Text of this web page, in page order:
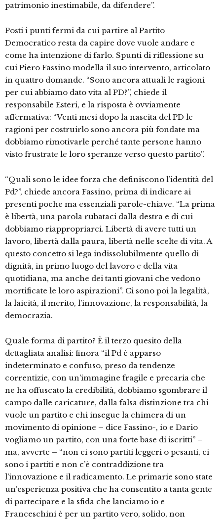
patrimonio inestimabile, da difendere”.
Posti i punti fermi da cui partire al Partito
Democratico resta da capire dove vuole andare e
come ha intenzione di farlo. Spunti di riflessione su
cui Piero Fassino modella il suo intervento, articolato
in quattro domande. “Sono ancora attuali le ragioni
per cui abbiamo dato vita al PD?”, chiede il
responsabile Esteri, e la risposta è ovviamente
affermativa: “Venti mesi dopo la nascita del PD le
ragioni per costruirlo sono ancora più fondate ma
dobbiamo rimotivarle perché tante persone hanno
visto frustrate le loro speranze verso questo partito”.
“Quali sono le idee forza che definiscono l’identità del
Pd?”, chiede ancora Fassino, prima di indicare ai
presenti poche ma essenziali parole-chiave. “La prima
è libertà, una parola rubataci dalla destra e di cui
dobbiamo riappropriarci. Libertà di avere tutti un
lavoro, libertà dalla paura, libertà nelle scelte di vita. A
questo concetto si lega indissolubilmente quello di
dignità, in primo luogo del lavoro e della vita
quotidiana, ma anche dei tanti giovani che vedono
mortificate le loro aspirazioni”. Ci sono poi la legalità,
la laicità, il merito, l’innovazione, la responsabilità, la
democrazia.
Quale forma di partito? È il terzo quesito della
dettagliata analisi: finora “il Pd è apparso
indeterminato e confuso, preso da tendenze
correntizie, con un’immagine fragile e precaria che
ne ha offuscato la credibilità, dobbiamo sgombrare il
campo dalle caricature, dalla falsa distinzione tra chi
vuole un partito e chi insegue la chimera di un
movimento di opinione – dice Fassino-, io e Dario
vogliamo un partito, con una forte base di iscritti” –
ma, avverte – “non ci sono partiti leggeri o pesanti, ci
sono i partiti e non c’è contraddizione tra
l’innovazione e il radicamento. Le primarie sono state
un’esperienza positiva che ha consentito a tanta gente
di partecipare e la sfida che lanciamo io e
Franceschini è per un partito vero, solido, non